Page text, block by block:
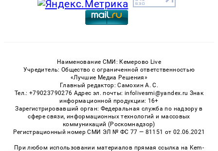
Наименование СМИ: Кемерово Live
Учредитель: Общество с ограниченной ответственностью
«Лучшие Медиа Решения»
Главный редактор: Самохин А. С.
Тел.: +79023790276 Адрес эл. почты: infolivesmi@yandex.ru Знак
информационной продукции: 16+
Зарегистрировавший орган: Федеральная служба по надзору в
сфере связи, информационных технологий и массовых
коммуникаций (Роскомнадзор)
Регистрационный номер СМИ ЭЛ № ФС 77 — 81151 от 02.06.2021
При любом использовании материалов прямая ссылка на Kem-